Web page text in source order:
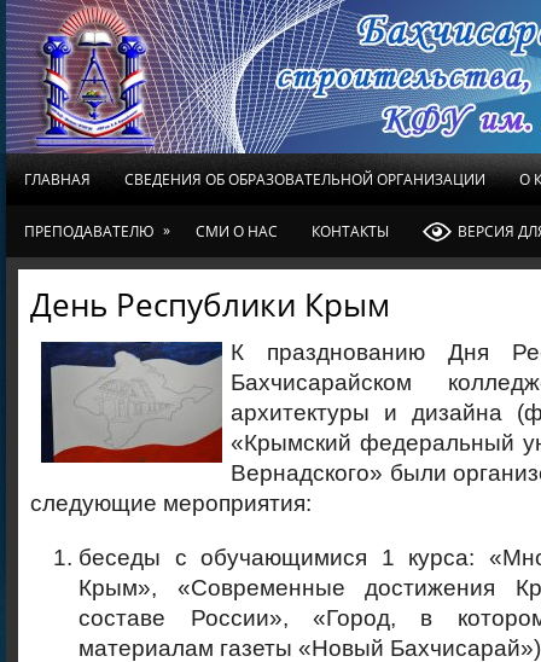
ГЛАВНАЯ СВЕДЕНИЯ ОБ ОБРАЗОВАТЕЛЬНОЙ ОРГАНИЗАЦИИ О
ПРЕПОДАВАТЕЛЮ » СМИ О НАС КОНТАКТЫ ВЕРСИЯ
День Республики Крым
К празднованию Дня
Бахчисарайском
архитектуры и дизайна
«Крымский федеральный
Вернадского» были
следующие мероприятия:
беседы с обучающимися 1 курса:
Крым», «Современные достижения
составе России», «Город, в
материалам газеты «Новый